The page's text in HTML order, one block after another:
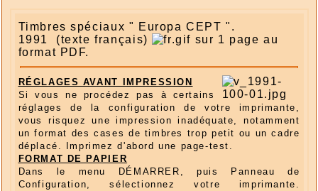
Timbres spéciaux " Europa CEPT ".
1991 (texte français)
sur 1 page au
format PDF.
RÉGLAGES AVANT IMPRESSION
Si vous ne procédez pas à certains
réglages de la configuration de votre imprimante,
vous risquez une impression inadéquate, notamment
un format des cases de timbres trop petit ou un cadre
déplacé. Imprimez d'abord une page-test.
FORMAT DE PAPIER
Dans le menu DÉMARRER, puis Panneau de
Configuration, sélectionnez votre imprimante.